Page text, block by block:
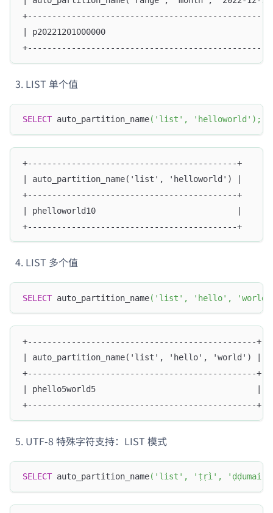
| p20221201000000
LIST 单个值
SELECT auto_partition_name( 'list' , 'helloworld' ) ;
+-------------------------------------------+
| auto_partition_name('list', 'helloworld') |
+-------------------------------------------+
| phelloworld10                             |
+-------------------------------------------+
LIST 多个值
SELECT auto_partition_name( 'list' , 'hello' , 'world'
+-----------------------------------------------+
| auto_partition_name('list', 'hello', 'world') |
+-----------------------------------------------+
| phello5world5                                 |
+-----------------------------------------------+
UTF-8 特殊字符支持：LIST 模式
SELECT auto_partition_name( 'list' , 'ṭṛì' , 'ḍḍumai'